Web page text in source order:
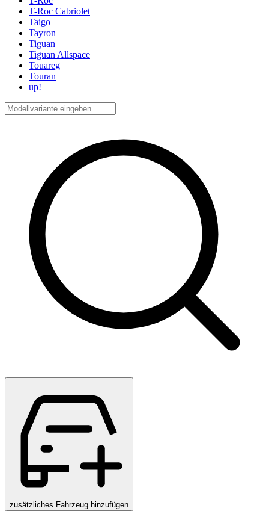
T-Roc Cabriolet
Taigo
Tayron
Tiguan
Tiguan Allspace
Touareg
Touran
up!
zusätzliches Fahrzeug hinzufügen